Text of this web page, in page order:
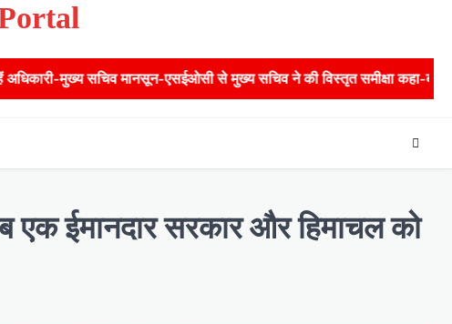
से मुख्य सचिव ने की विस्तृत समीक्षा कहा-बंद सड़कों को शीघ्र खोला जाए,
एक ईमानदार सरकार और हिमाचल को